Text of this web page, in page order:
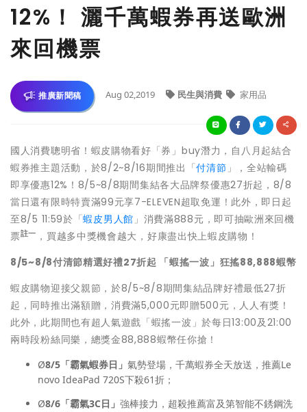
12%！ 灑千萬蝦券再送歐洲
來回機票
推廣新聞稿 Aug 02,2019 民生與消費 家用品
國人消費聰明省！蝦皮購物看好「券」buy潛力，自八月起結合
蝦券推主題活動，於8/2~8/16期間推出「付清節」，全站輸碼
即享優惠12%！8/5~8/8期間集結各大品牌祭優惠27折起，8/8
當日還有限時特賣滿99元享7-ELEVEN超取免運！此外，即日起
至8/5 11:59於「蝦皮男人館」消費滿888元，即可抽歐洲來回機
票註一 ，買越多中獎機會越大，好康盡出快上蝦皮購物！
8/5~8/8付清節精選好禮27折起 「蝦搖一波」狂搖88,888蝦幣
蝦皮購物迎接父親節，於8/5~8/8期間集結品牌好禮最低27折
起，同時推出滿額贈，消費滿5,000元即贈500元，人人有獎！
此外，此期間也有超人氣遊戲「蝦搖一波」於每日13:00及21:00
兩時段粉絲同樂，總獎金88,888蝦幣任你搶！
Ø8/5 「霸氣蝦券日」 氣勢登場，千萬蝦券全天放送，推薦Le
novo IdeaPad 720S下殺61折；
Ø8/6 「霸氣3C日」 強棒接力，超殺推薦富及第智能不銹鋼洗